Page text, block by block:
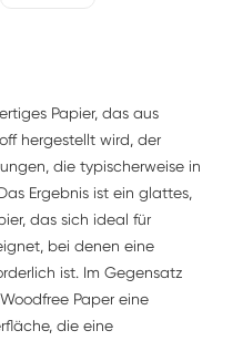
Papier, das aus
hergestellt wird, der
die typischerweise in
Ergebnis ist ein glattes,
das sich ideal für
bei denen eine
ist. Im Gegensatz
Paper eine
die eine